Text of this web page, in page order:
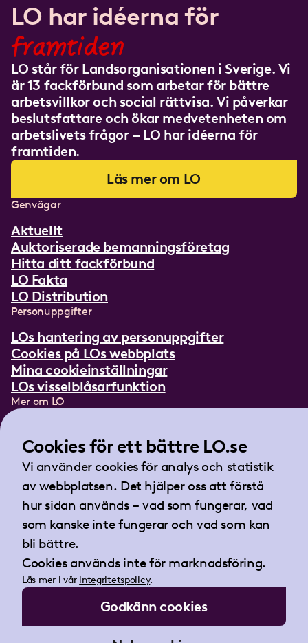
LO har idéerna för
framtiden
LO står för Landsorganisationen i Sverige. Vi
är 13 fackförbund som arbetar för bättre
arbetsvillkor och social rättvisa. Vi påverkar
beslutsfattare och ökar medvetenheten om
arbetslivets frågor – LO har idéerna för
framtiden.
Läs mer om LO
Genvägar
Aktuellt
Auktoriserade bemanningsföretag
Hitta ditt fackförbund
LO Fakta
LO Distribution
Personuppgifter
LOs hantering av personuppgifter
Cookies på LOs webbplats
Mina cookieinställningar
LOs visselblåsarfunktion
Mer om LO
Lättläst om LO
Teckenspråksfilm
Tidningen Arbetet
Landsorganisationen i Sverige
Barnhusgatan 18
105 53 Stockholm
Tel:08-796 25 00
Fax:08-796 25 17
E-post:info@lo.se
Org.nr 802001-9769
Cookies för ett bättre LO.se
Vi använder cookies för analys och statistik
av webbplatsen. Det hjälper oss att förstå
hur sidan används – vad som fungerar, vad
som kanske inte fungerar och vad som kan
bli bättre.
Cookies används inte för marknadsföring.
Läs mer i vår integritetspolicy.
Godkänn cookies